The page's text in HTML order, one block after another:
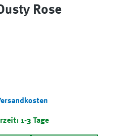
Rose
1-3 Tage